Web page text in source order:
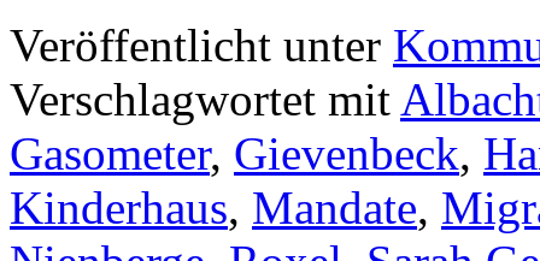
Veröffentlicht unter
Verschlagwortet mit
Gasometer, Gievenbeck,
Kinderhaus, Mandate,